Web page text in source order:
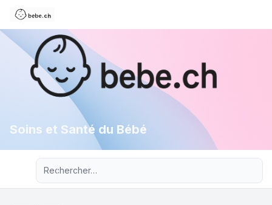
Soins et Santé du Bébé
Recherche avancée